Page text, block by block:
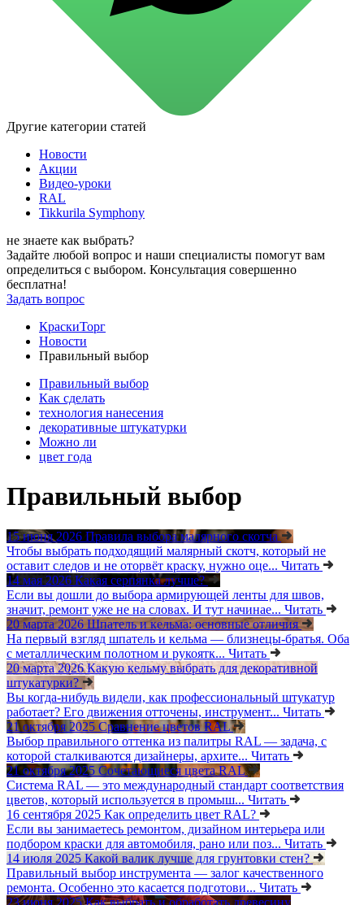
для стекол и зеркал
для ароматизации и нейтрализации запахов
для стирки и ухода за тканями
для ковров и текстильных изделий
специализированные чистящие средства
универсальные чистящие средства
дезинфицирующие средства
Автохимия и автокосметика
очистители салона
очистители тормозов
краски для штукатурки
эмали для металла
грунтовки
Новинки
Другие категории статей
Новости
Акции
Видео-уроки
RAL
Tikkurila Symphony
не знаете как выбрать?
Задайте любой вопрос и наши специалисты помогут вам
определиться с выбором. Консультация совершенно
бесплатна!
Задать вопрос
КраскиТорг
Новости
Правильный выбор
Правильный выбор
Как сделать
технология нанесения
декоративные штукатурки
Можно ли
цвет года
Правильный выбор
15 июня 2026 Правила выбора малярного скотча
Чтобы выбрать подходящий малярный скотч, который не
оставит следов и не оторвёт краску, нужно оце... Читать
14 мая 2026 Какая серпянка лучше?
Если вы дошли до выбора армирующей ленты для швов,
значит, ремонт уже не на словах. И тут начинае... Читать
20 марта 2026 Шпатель и кельма: основные отличия
На первый взгляд шпатель и кельма — близнецы-братья. Оба
с металлическим полотном и рукоятк... Читать
20 марта 2026Какую кельму выбрать для декоративной
штукатурки?
Вы когда-нибудь видели, как профессиональный штукатур
работает? Его движения отточены, инструмент... Читать
21 октября 2025 Сравнение цветов RAL
Выбор правильного оттенка из палитры RAL — задача, с
которой сталкиваются дизайнеры, архите... Читать
21 октября 2025 Сочетающиеся цвета RAL
Система RAL — это международный стандарт соответствия
цветов, который используется в промыш... Читать
16 сентября 2025 Как определить цвет RAL?
Если вы занимаетесь ремонтом, дизайном интерьера или
подбором краски для автомобиля, рано или поз... Читать
14 июля 2025 Какой валик лучше для грунтовки стен?
Правильный выбор инструмента — залог качественного
ремонта. Особенно это касается подготови... Читать
23 июня 2025Как выбрать и обработать древесину